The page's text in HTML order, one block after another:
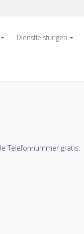
Dienstleistungen
Telefonnummer gratis.